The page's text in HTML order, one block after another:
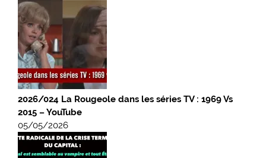
2026/024 La Rougeole dans les séries TV : 1969 Vs
2015 – YouTube
05/05/2026